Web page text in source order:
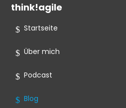
think!agile
Startseite
Über mich
Podcast
Blog